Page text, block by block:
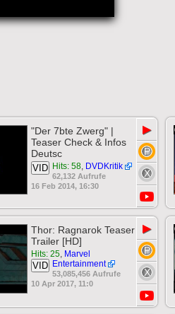
"Der 7bte Zwerg" |
Teaser Check & Infos
Deutsc
Hits: 58, DVDKritik
VID
62,132 Aufrufe
16 Feb 2014, 16:30
▶
Thor: Ragnarok Teaser
Trailer [HD]
Hits: 25, Marvel
Entertainment
VID
53,085,456 Aufrufe
10 Apr 2017, 11:0
▶